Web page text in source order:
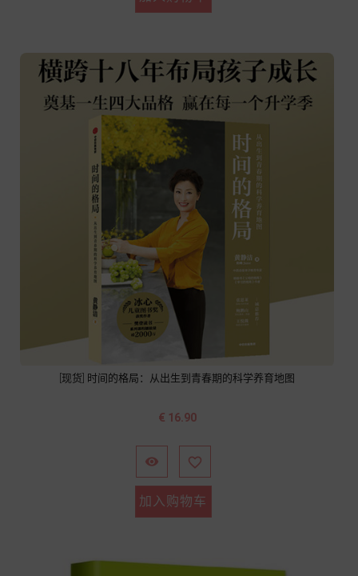
[现货] 时间的格局：从出生到青春期的科学养育地图
价
€ 16.90
 
加入购物车